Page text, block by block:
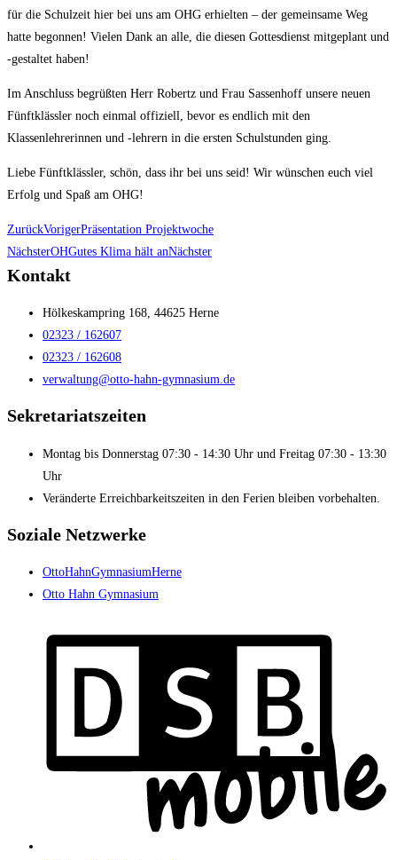
für die Schulzeit hier bei uns am OHG erhielten – der gemeinsame Weg
hatte begonnen! Vielen Dank an alle, die diesen Gottesdienst mitgeplant und
-gestaltet haben!
Im Anschluss begrüßten Herr Robertz und Frau Sassenhoff unsere neuen
Fünftklässler noch einmal offiziell, bevor es endlich mit den
Klassenlehrerinnen und -lehrern in die ersten Schulstunden ging.
Liebe Fünftklässler, schön, dass ihr bei uns seid! Wir wünschen euch viel
Erfolg und Spaß am OHG!
ZurückVorigerPräsentation Projektwoche
NächsterOHGutes Klima hält anNächster
Kontakt
Hölkeskampring 168, 44625 Herne
02323 / 162607
02323 / 162608
verwaltung@otto-hahn-gymnasium.de
Sekretariatszeiten
Montag bis Donnerstag 07:30 - 14:30 Uhr und Freitag 07:30 - 13:30
Uhr
Veränderte Erreichbarkeitszeiten in den Ferien bleiben vorbehalten.
Soziale Netzwerke
OttoHahnGymnasiumHerne
Otto Hahn Gymnasium